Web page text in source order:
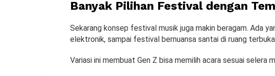
Banyak Pilihan Festival dengan
Sekarang konsep festival musik juga makin beragam. Ada
elektronik, sampai festival bernuansa santai di ruang
Variasi ini membuat Gen Z bisa memilih acara sesuai selera